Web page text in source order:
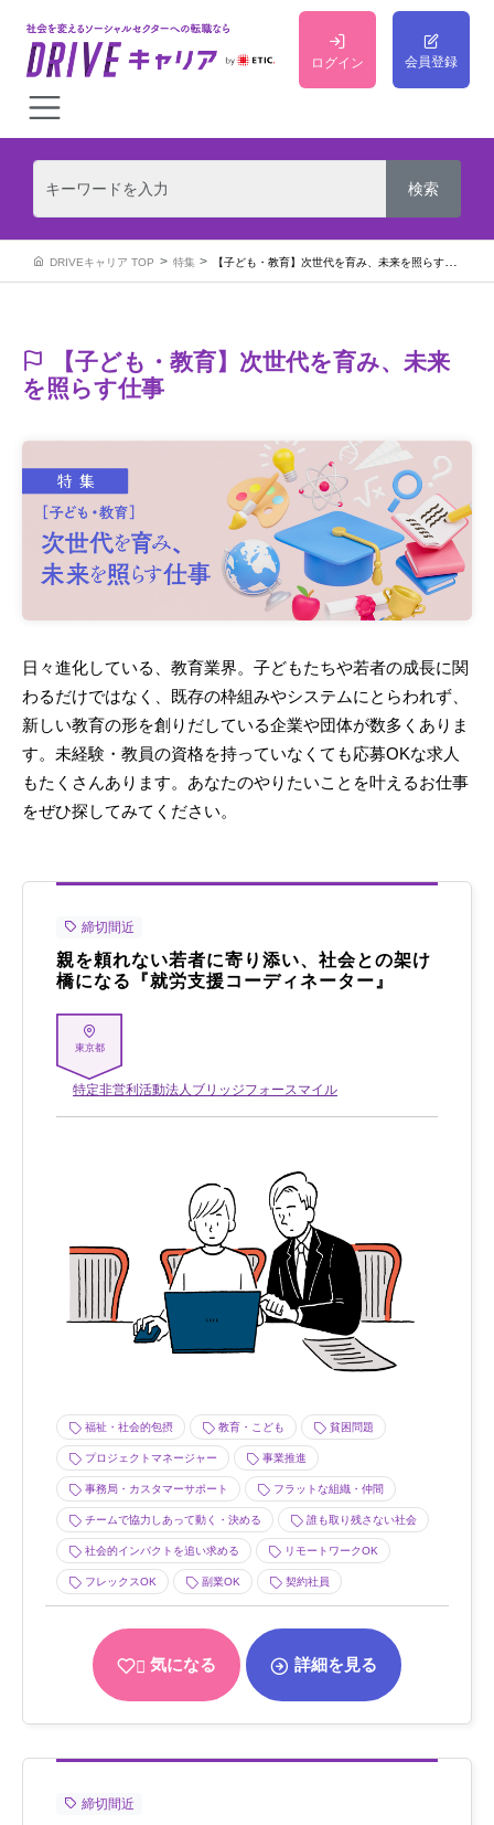
ログイン 会員登録
DRIVEキャリア TOP 特集 【子ども・教育】次世代を育み、未来を照らす仕事
【子ども・教育】次世代を育み、未来
を照らす仕事
日々進化している、教育業界。子どもたちや若者の成長に関
わるだけではなく、既存の枠組みやシステムにとらわれず、
新しい教育の形を創りだしている企業や団体が数多くありま
す。未経験・教員の資格を持っていなくても応募OKな求人
もたくさんあります。あなたのやりたいことを叶えるお仕事
をぜひ探してみてください。
締切間近
親を頼れない若者に寄り添い、社会との架け
橋になる『就労支援コーディネーター』
東京都
特定非営利活動法人ブリッジフォースマイル
福祉・社会的包摂 教育・こども 貧困問題
プロジェクトマネージャー 事業推進
事務局・カスタマーサポート フラットな組織・仲間
チームで協力しあって動く・決める 誰も取り残さない社会
社会的インパクトを追い求める リモートワークOK
フレックスOK 副業OK 契約社員
気になる 詳細を見る
締切間近